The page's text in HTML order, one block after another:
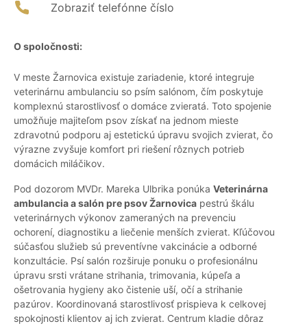
Zobraziť telefónne číslo
O spoločnosti:
V meste Žarnovica existuje zariadenie, ktoré integruje
veterinárnu ambulanciu so psím salónom, čím poskytuje
komplexnú starostlivosť o domáce zvieratá. Toto spojenie
umožňuje majiteľom psov získať na jednom mieste
zdravotnú podporu aj estetickú úpravu svojich zvierat, čo
výrazne zvyšuje komfort pri riešení rôznych potrieb
domácich miláčikov.
Pod dozorom MVDr. Mareka Ulbrika ponúka Veterinárna
ambulancia a salón pre psov Žarnovica pestrú škálu
veterinárnych výkonov zameraných na prevenciu
ochorení, diagnostiku a liečenie menších zvierat. Kľúčovou
súčasťou služieb sú preventívne vakcinácie a odborné
konzultácie. Psí salón rozširuje ponuku o profesionálnu
úpravu srsti vrátane strihania, trimovania, kúpeľa a
ošetrovania hygieny ako čistenie uší, očí a strihanie
pazúrov. Koordinovaná starostlivosť prispieva k celkovej
spokojnosti klientov aj ich zvierat. Centrum kladie dôraz